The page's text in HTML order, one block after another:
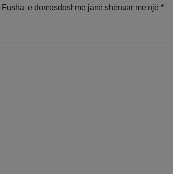
Fushat e domosdoshme janë shënuar me një *